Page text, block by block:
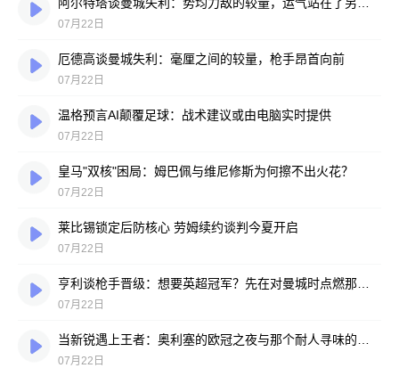
07月22日
厄德高谈曼城失利：毫厘之间的较量，枪手昂首向前
07月22日
温格预言AI颠覆足球：战术建议或由电脑实时提供
07月22日
皇马"双核"困局：姆巴佩与维尼修斯为何擦不出火花？
07月22日
莱比锡锁定后防核心 劳姆续约谈判今夏开启
07月22日
07月22日
07月22日